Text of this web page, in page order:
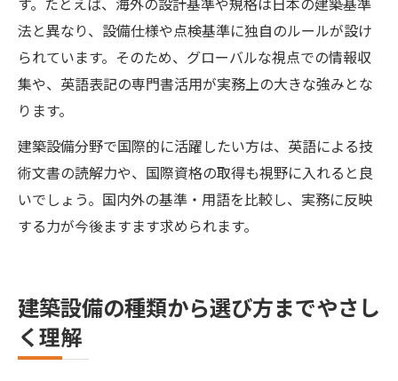
法と異なり、設備仕様や点検基準に独自のルールが設け
られています。そのため、グローバルな視点での情報収
集や、英語表記の専門書活用が実務上の大きな強みとな
ります。
建築設備分野で国際的に活躍したい方は、英語による技
術文書の読解力や、国際資格の取得も視野に入れると良
いでしょう。国内外の基準・用語を比較し、実務に反映
する力が今後ますます求められます。
建築設備の種類から選び方までやさし
く理解